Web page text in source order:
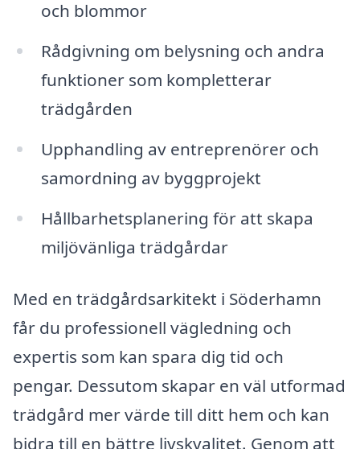
och blommor
Rådgivning om belysning och andra
funktioner som kompletterar
trädgården
Upphandling av entreprenörer och
samordning av byggprojekt
Hållbarhetsplanering för att skapa
miljövänliga trädgårdar
Med en trädgårdsarkitekt i Söderhamn
får du professionell vägledning och
expertis som kan spara dig tid och
pengar. Dessutom skapar en väl utformad
trädgård mer värde till ditt hem och kan
bidra till en bättre livskvalitet. Genom att